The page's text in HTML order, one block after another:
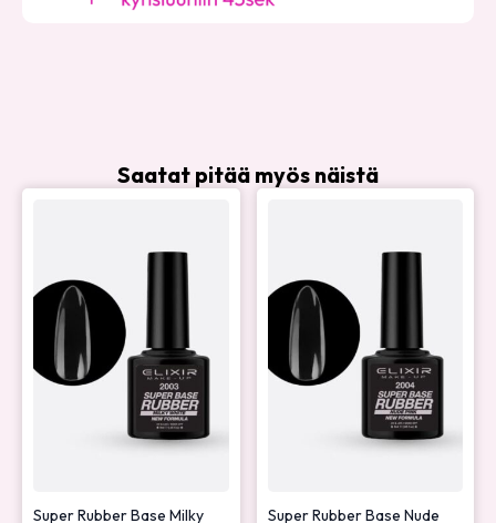
Saatat pitää myös näistä
Super Rubber Base Milky
Super Rubber Base Nude